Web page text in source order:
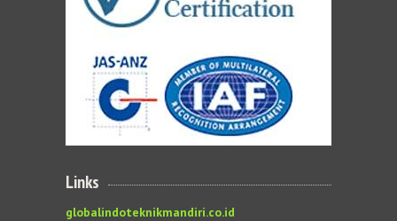
Links
globalindoteknikmandiri.co.id